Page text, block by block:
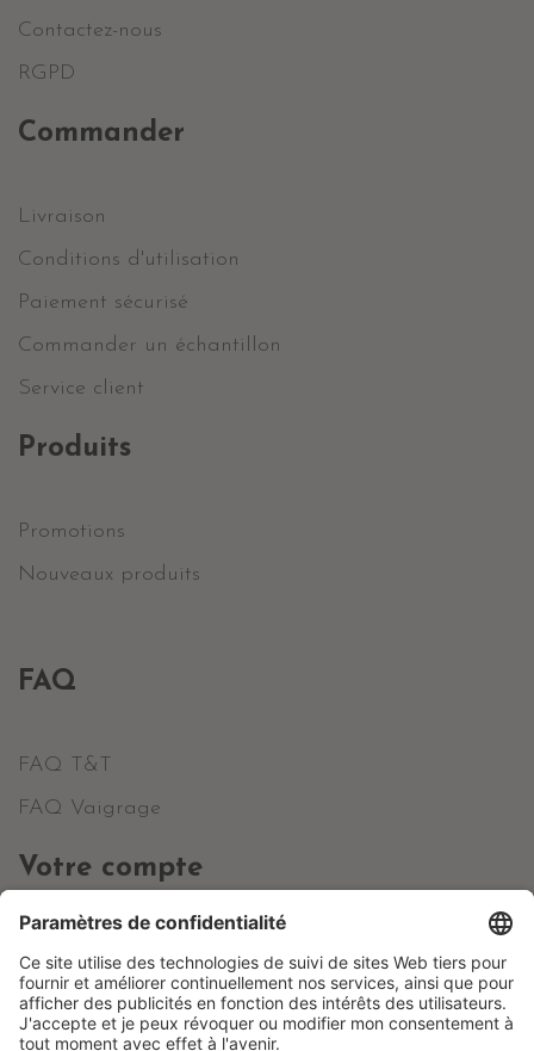
Contactez-nous
RGPD
Commander
Livraison
Conditions d'utilisation
Paiement sécurisé
Commander un échantillon
Service client
Produits
Promotions
Nouveaux produits
FAQ
FAQ T&T
FAQ Vaigrage
Votre compte
Informations personnelles
Commandes
Avoirs